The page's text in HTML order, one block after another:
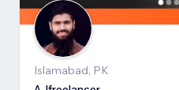
Islamabad, PK